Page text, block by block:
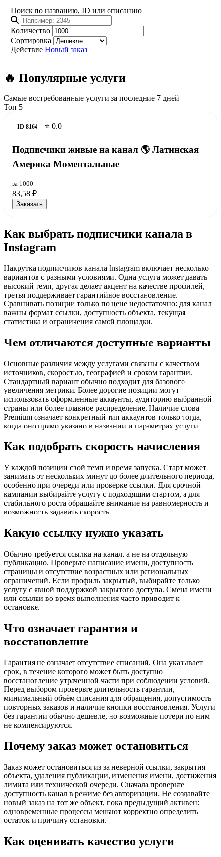
Поиск по названию, ID или описанию
Количество
Сортировка
Действие Новый заказ
🔥 Популярные услуги
Самые востребованные услуги за последние 7 дней
Топ 5
ID 8164 ⭐ 0.0
Подписчики живые на канал 🌎 Латинская
Америка Моментальные
за 1000
83,58 ₽
Заказать
Как выбрать подписчики канала в
Instagram
Накрутка подписчиков канала Instagram включает несколько
вариантов с разными условиями. Одна услуга может давать
высокий темп, другая делает акцент на качестве профилей,
третья поддерживает гарантийное восстановление.
Сравнивать позиции только по цене недостаточно: для канал
важны формат ссылки, доступность объекта, текущая
статистика и ограничения самой площадки.
Чем отличаются доступные варианты
Основные различия между услугами связаны с качеством
источников, скоростью, географией и сроком гарантии.
Стандартный вариант обычно подходит для базового
увеличения метрики. Более дорогие позиции могут
использовать оформленные аккаунты, аудиторию выбранной
страны или более плавное распределение. Наличие слова
Premium означает конкретный тип аккаунтов только тогда,
когда оно прямо указано в названии и параметрах услуги.
Как подобрать скорость начисления
У каждой позиции свой темп и время запуска. Старт может
занимать от нескольких минут до более длительного периода,
особенно при очереди или проверке ссылки. Для срочной
кампании выбирайте услугу с подходящим стартом, а для
стабильного роста обращайте внимание на равномерность и
возможность задавать скорость.
Какую ссылку нужно указать
Обычно требуется ссылка на канал, а не на отдельную
публикацию. Проверьте написание имени, доступность
страницы и отсутствие возрастных или региональных
ограничений. Если профиль закрытый, выбирайте только
услугу с явной поддержкой закрытого доступа. Смена имени
или ссылки во время выполнения часто приводит к
остановке.
Что означает гарантия и
восстановление
Гарантия не означает отсутствие списаний. Она указывает
срок, в течение которого может быть доступно
восстановление утраченной части при соблюдении условий.
Перед выбором проверьте длительность гарантии,
минимальный объём списания для обращения, допустимость
повторных заказов и наличие кнопки восстановления. Услуги
без гарантии обычно дешевле, но возможные потери по ним
не компенсируются.
Почему заказ может остановиться
Заказ может остановиться из за неверной ссылки, закрытия
объекта, удаления публикации, изменения имени, достижения
лимита или технической очереди. Сначала проверьте
доступность канал в режиме без авторизации. Не создавайте
новый заказ на тот же объект, пока предыдущий активен:
одновременные процессы мешают корректно определить
остаток и причину остановки.
Как оценивать качество услуги